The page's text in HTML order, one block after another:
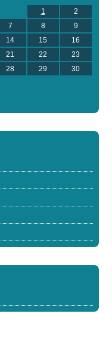
1
2
7 8
9
14 15
16
21 22
23
28 29
30